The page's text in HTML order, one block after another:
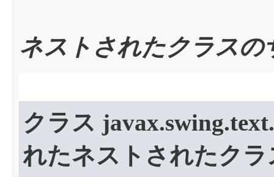
ネストされたクラスの
クラス javax.swing.text.
れたネストされたク